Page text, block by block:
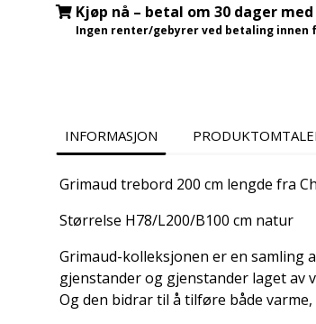
Kjøp nå – betal om 30 dager
Ingen renter/gebyrer ved betaling innen
INFORMASJON
Grimaud trebord 200 cm lengde fra
Størrelse H78/L200/B100 cm natur
Grimaud-kolleksjonen er en samling
gjenstander og gjenstander laget av
Og den bidrar til å tilføre både